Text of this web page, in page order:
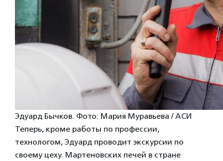
Эдуард Бычков. Фото: Мария Муравьева / АСИ
Теперь, кроме работы по профессии,
технологом, Эдуард проводит экскурсии по
своему цеху. Мартеновских печей в стране